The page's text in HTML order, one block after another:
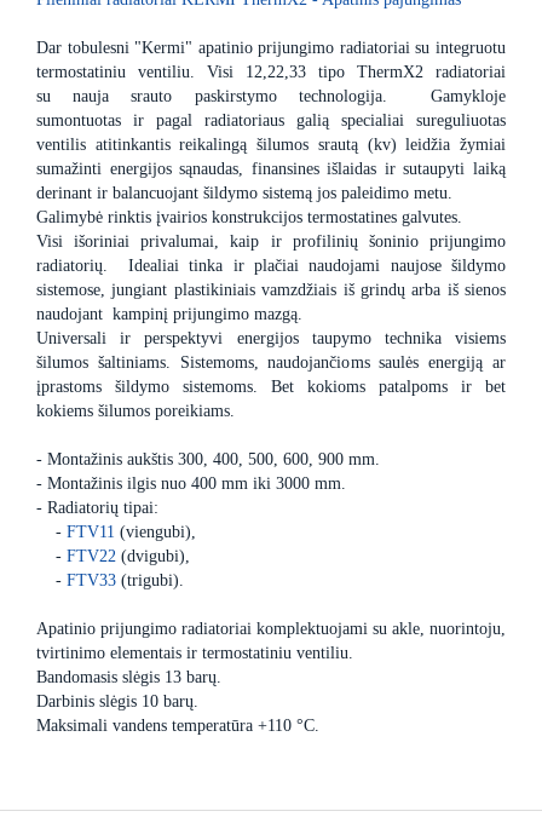
Dar tobulesni "Kermi" apatinio prijungimo radiatoriai su integruotu
termostatiniu ventiliu. Visi 12,22,33 tipo ThermX2 radiatoriai
su nauja srauto paskirstymo technologija. Gamykloje
sumontuotas ir pagal radiatoriaus galią specialiai sureguliuotas
ventilis atitinkantis reikalingą šilumos srautą (kv) leidžia žymiai
sumažinti energijos sąnaudas, finansines išlaidas ir sutaupyti laiką
derinant ir balancuojant šildymo sistemą jos paleidimo metu.
Galimybė rinktis įvairios konstrukcijos termostatines galvutes.
Visi išoriniai privalumai, kaip ir profilinių šoninio prijungimo
radiatorių. Idealiai tinka ir plačiai naudojami naujose šildymo
sistemose, jungiant plastikiniais vamzdžiais iš grindų arba iš sienos
naudojant kampinį prijungimo mazgą.
Universali ir perspektyvi energijos taupymo technika visiems
šilumos šaltiniams. Sistemoms, naudojančioms saulės energiją ar
įprastoms šildymo sistemoms. Bet kokioms patalpoms ir bet
kokiems šilumos poreikiams.
- Montažinis aukštis 300, 400, 500, 600, 900 mm.
- Montažinis ilgis nuo 400 mm iki 3000 mm.
- Radiatorių tipai:
- FTV11 (viengubi),
- FTV22 (dvigubi),
- FTV33 (trigubi).
Apatinio prijungimo radiatoriai komplektuojami su akle, nuorintoju,
tvirtinimo elementais ir termostatiniu ventiliu.
Bandomasis slėgis 13 barų.
Darbinis slėgis 10 barų.
Maksimali vandens temperatūra +110 °C.